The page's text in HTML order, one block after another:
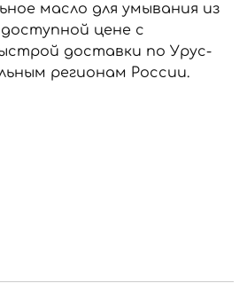
масло для умывания из
цене с
доставки по Урус-
регионам России.